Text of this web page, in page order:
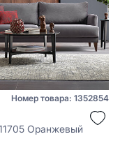
Номер товара: 1352854
Оранжевый